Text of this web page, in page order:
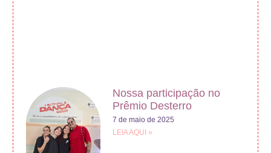
Nossa participação no
Prêmio Desterro
7 de maio de 2025
LEIA AQUI »